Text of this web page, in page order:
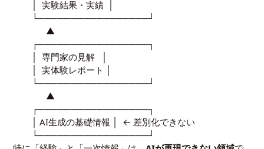
│ 実験結果・実績 │
└─────────────────┘
▲
┌─────────────────┐
│ 専門家の見解 │
│ 実体験レポート │
└─────────────────┘
▲
┌─────────────────┐
│ AI生成の基礎情報 │ ← 差別化できない
└─────────────────┘